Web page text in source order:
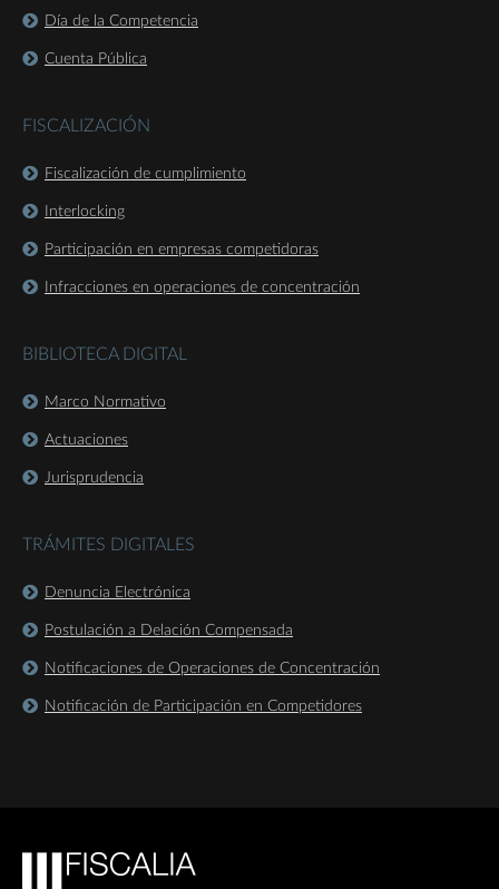
Día de la Competencia
Cuenta Pública
FISCALIZACIÓN
Fiscalización de cumplimiento
Interlocking
Participación en empresas competidoras
Infracciones en operaciones de concentración
BIBLIOTECA DIGITAL
Marco Normativo
Actuaciones
Jurisprudencia
TRÁMITES DIGITALES
Denuncia Electrónica
Postulación a Delación Compensada
Notificaciones de Operaciones de Concentración
Notificación de Participación en Competidores